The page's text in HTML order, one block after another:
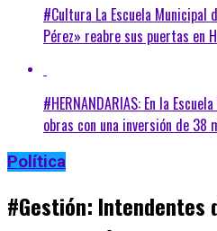
#Cultura La Escuela
Pérez» reabre sus puertas en
#HERNANDARIAS: En la
obras con una inversión de 38
Política
#Gestión: Intendentes